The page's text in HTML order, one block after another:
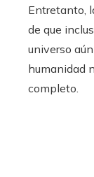
Entretanto,
de que
universo
humanidad
completo.